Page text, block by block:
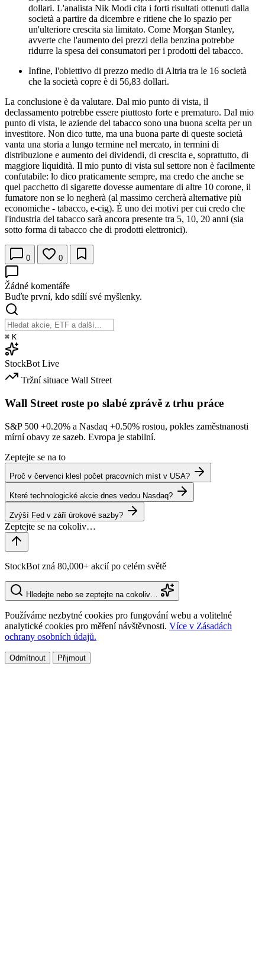
dollari. L'analista Nik Modi cita i forti risultati ottenuti dalla
società a partire da dicembre e ritiene che lo spazio per
un'ulteriore crescita sia limitato. Come Morgan Stanley,
avverte che l'aumento dei prezzi della benzina potrebbe
ridurre la spesa dei consumatori per i prodotti del tabacco.
Infine, l'obiettivo di prezzo medio di Altria tra le 16 società
che la società copre è di 56,83 dollari.
La conclusione è da valutare. Dal mio punto di vista, il
declassamento potrebbe essere piuttosto forte e prematuro. Dal mio
punto di vista, le aziende del tabacco sono una buona scelta per un
investitore. Non dico tutte, ma una buona parte di queste società
vanta una storia a lungo termine nel mercato, in termini di
distribuzione e aumento dei dividendi, di crescita e, soprattutto, di
maggiore liquidità. Il mio punto di vista sul settore non è facilmente
confutabile: lo dico praticamente sempre, ma credo che anche se
quel pacchetto di sigarette dovesse aumentare di altre 10 corone, il
fumatore non se lo negherà (al massimo cercherà alternative più
economiche - tabacco, e-cig). È uno dei motivi per cui credo che
l'industria del tabacco sarà ancora presente tra 5, 10, 20 anni (sia
sotto forma di tabacco che di prodotti elettronici).
0 0
Žádné komentáře
Buďte první, kdo sdílí své myšlenky.
⌘ K
StockBot Live
Tržní situace Wall Street
Wall Street roste po slabé zprávě z trhu práce
S&P 500 +0.20% a Nasdaq +0.50% rostou, pokles zaměstnanosti
mírní obavy ze sazeb. Evropa je stabilní.
Zeptejte se na to
Proč v červenci klesl počet pracovních míst v USA?
Které technologické akcie dnes vedou Nasdaq?
Zvýší Fed v září úrokové sazby?
StockBot zná 80,000+ akcií po celém světě
Hledejte nebo se zeptejte na cokoliv…
Používáme nezbytné cookies pro fungování webu a volitelné
analytické cookies pro měření návštěvnosti. Více v Zásadách
ochrany osobních údajů.
Odmítnout Přijmout